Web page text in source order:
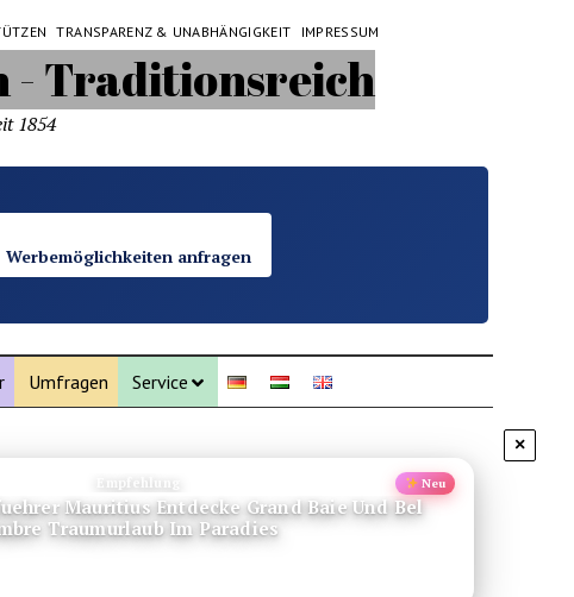
TRANSPARENZ & UNABHÄNGIGKEIT IMPRESSUM
1854
Werbemöglichkeiten anfragen
Umfragen Service
×
Empfehlung Neu
Mauritius Entdecke Grand Baie Und Bel
Traumurlaub Im Paradies